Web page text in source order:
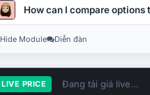
How can I compare
Hide Module Diễn đàn
LIVE PRICE Đang tải giá live...